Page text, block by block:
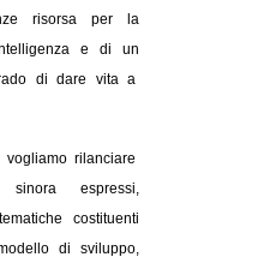
risorsa per la
e di un
di dare vita a
vogliamo rilanciare
espressi,
costituenti
di sviluppo,